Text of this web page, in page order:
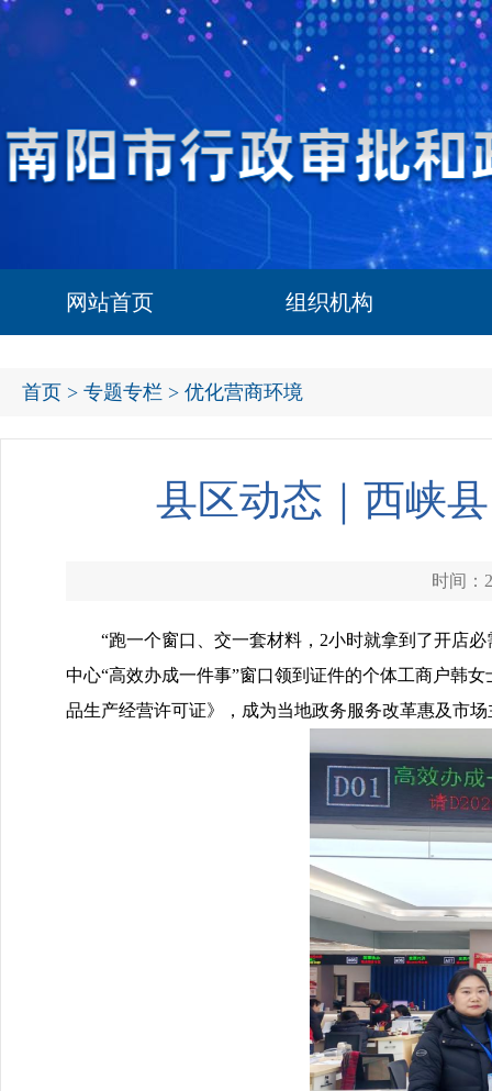
网站首页 组织机构
首页 > 专题专栏 > 优化营商环境
县区动态｜西峡
时间：
“跑一个窗口、交一套材料，2小时就拿到了开店
中心“高效办成一件事”窗口领到证件的个体工商户韩
品生产经营许可证》，成为当地政务服务改革惠及市